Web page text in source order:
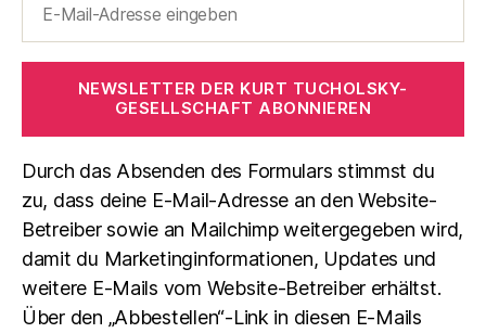
NEWSLETTER DER KURT TUCHOLSKY-
GESELLSCHAFT ABONNIEREN
Durch das Absenden des Formulars stimmst du
zu, dass deine E-Mail-Adresse an den Website-
Betreiber sowie an Mailchimp weitergegeben wird,
damit du Marketinginformationen, Updates und
weitere E-Mails vom Website-Betreiber erhältst.
Über den „Abbestellen“-Link in diesen E-Mails